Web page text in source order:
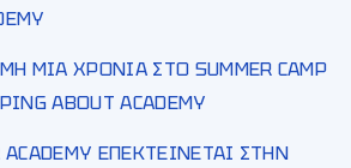
ΜΙΑ ΧΡΟΝΙΑ ΣΤΟ SUMMER CAMP
ABOUT ACADEMY
ACADEMY ΕΠΕΚΤΕΙΝΕΤΑΙ ΣΤΗΝ